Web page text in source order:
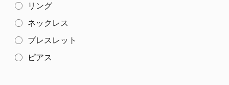
リング
ネックレス
ブレスレット
ピアス